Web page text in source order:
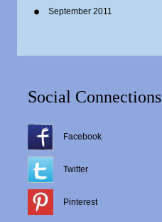
September 2011
Social Connections
Facebook
Twitter
Pinterest